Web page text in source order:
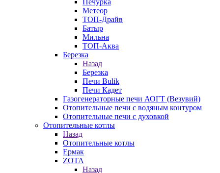
Печурка
Метеор
ТОП-Драйв
Батыр
Мильна
ТОП-Аква
Березка
Назад
Березка
Печи Bulik
Печи Кадет
Газогенераторные печи АОГТ (Везувий)
Отопительные печи с водяным контуром
Отопительные печи с духовкой
Отопительные котлы
Назад
Отопительные котлы
Ермак
ZOTA
Назад